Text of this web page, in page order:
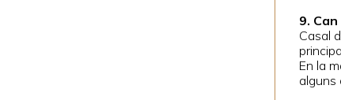
9.
Casal
En la
alguns